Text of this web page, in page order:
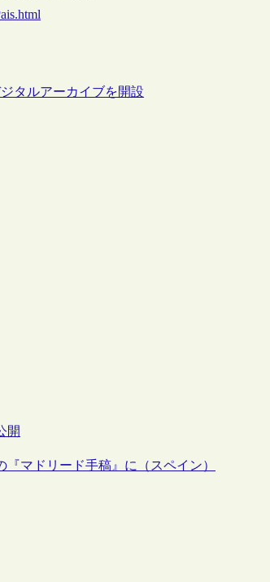
タルアーカイブを開設
開
マドリード手稿』に（スペイン）